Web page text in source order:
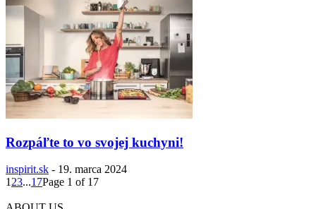
Rozpáľte to vo svojej kuchyni!
inspirit.sk - 19. marca 2024
1 23...17Page 1 of 17